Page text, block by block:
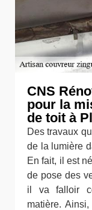
CNS
pour la
de toit à
Des travaux
de la lumière
En fait, il est
de pose des
il va falloir
matière.